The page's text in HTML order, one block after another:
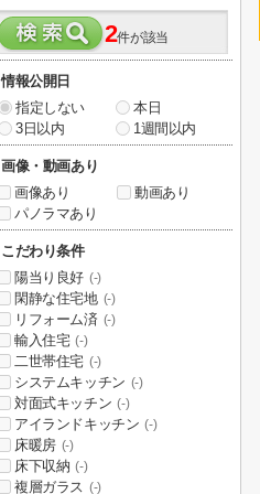
2件が該当
情報公開日
指定しない
本日
3日以内
1週間以内
画像・動画あり
画像あり
動画あり
パノラマあり
こだわり条件
陽当り良好 (-)
閑静な住宅地 (-)
リフォーム済 (-)
輸入住宅 (-)
二世帯住宅 (-)
システムキッチン (-)
対面式キッチン (-)
アイランドキッチン (-)
床暖房 (-)
床下収納 (-)
複層ガラス (-)